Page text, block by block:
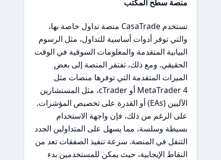
منصة سطح المكتب
تستخدم CasaTrade منصة تداول خاصة بها،
والتي توفر أدوات أساسية للتداول، مثل الرسوم
البيانية المتقدمة والمعلومات السوقية في الوقت
الحقيقي. ومع ذلك، تفتقر المنصة إلى بعض
الميزات المتقدمة التي توفرها منصات مثل
MetaTrader 4 أو cTrader، مثل المستشارين
الآليين (EAs) أو القدرة على تخصيص المؤشرات.
على الرغم من ذلك، فإن واجهة الاستخدام
بسيطة وسلسة، مما يسهل على المتداولين الجدد
التنقل في المنصة. سرعة تنفيذ الصفقات تعد من
النقاط الإيجابية، حيث يمكن للمستخدمين بدء